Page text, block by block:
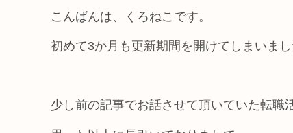
こんばんは、くろねこです。
初めて3か月も更新期間を開けてしまいま
少し前の記事でお話させて頂いていた転職